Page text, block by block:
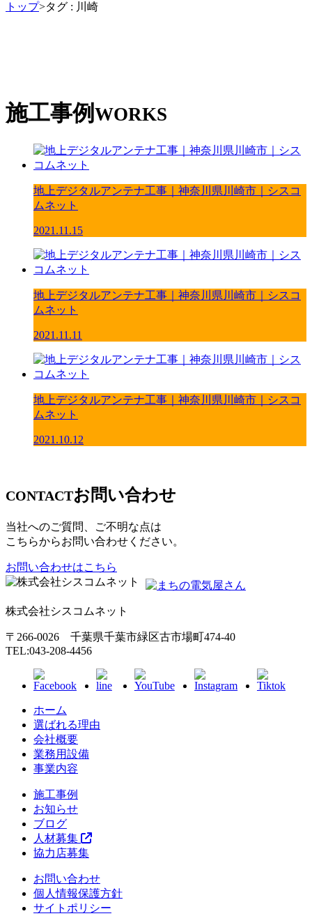
トップ>タグ : 川崎
施工事例 WORKS
地上デジタルアンテナ工事｜神奈川県川崎市｜シスコ
ムネット
2021.11.15
地上デジタルアンテナ工事｜神奈川県川崎市｜シスコ
ムネット
2021.11.11
地上デジタルアンテナ工事｜神奈川県川崎市｜シスコ
ムネット
2021.10.12
CONTACTお問い合わせ
当社へのご質問、ご不明な点は
こちらからお問い合わせください。
お問い合わせはこちら
株式会社シスコムネット
〒266-0026 千葉県千葉市緑区古市場町474-40
TEL:043-208-4456
ホーム
選ばれる理由
会社概要
業務用設備
事業内容
施工事例
お知らせ
ブログ
人材募集
協力店募集
お問い合わせ
個人情報保護方針
サイトポリシー